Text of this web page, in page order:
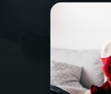
A RÁDIO
PROGRAMAÇÃO
PROGRAMAS